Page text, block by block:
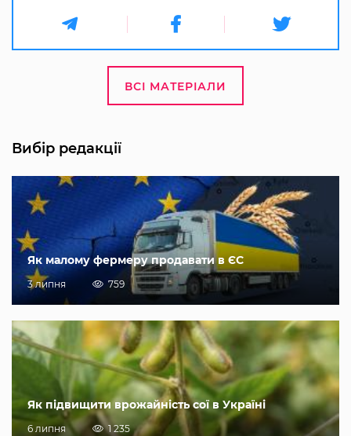
ВСІ МАТЕРІАЛИ
Вибір редакції
Як малому фермеру продавати в ЄС
3 липня 759
Як підвищити врожайність сої в Україні
6 липня 1 235